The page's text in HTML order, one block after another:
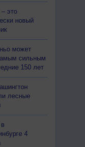
это
новый
может
сильным
150 лет
лесные
4